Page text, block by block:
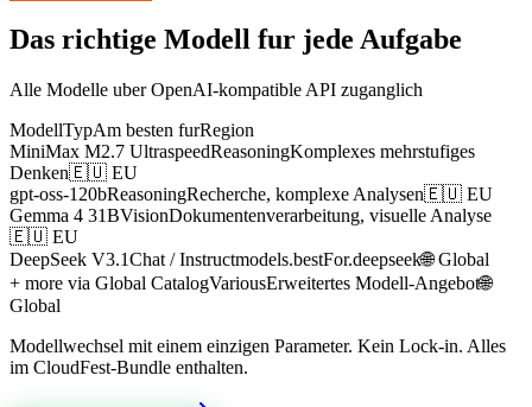
Das richtige Modell fur jede Aufgabe
Alle Modelle uber OpenAI-kompatible API zuganglich
ModellTypAm besten furRegion
MiniMax M2.7 UltraspeedReasoningKomplexes mehrstufiges
Denken🇪🇺 EU
gpt-oss-120bReasoningRecherche, komplexe Analysen🇪🇺 EU
Gemma 4 31BVisionDokumentenverarbeitung, visuelle Analyse
🇪🇺 EU
DeepSeek V3.1Chat / Instructmodels.bestFor.deepseek🌐 Global
+ more via Global CatalogVariousErweitertes Modell-Angebot🌐
Global
Modellwechsel mit einem einzigen Parameter. Kein Lock-in. Alles
im CloudFest-Bundle enthalten.